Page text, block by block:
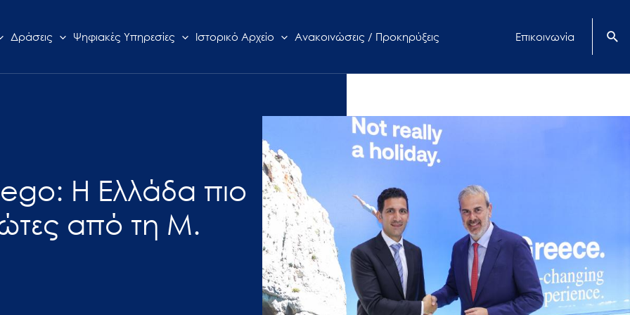
Δράσεις Ψηφιακές Υπηρεσίες Ιστορικό Αρχείο Ανακοινώσεις / Προκηρύξεις Επικοινωνία
Η Ελλάδα πιο
από τη Μ.